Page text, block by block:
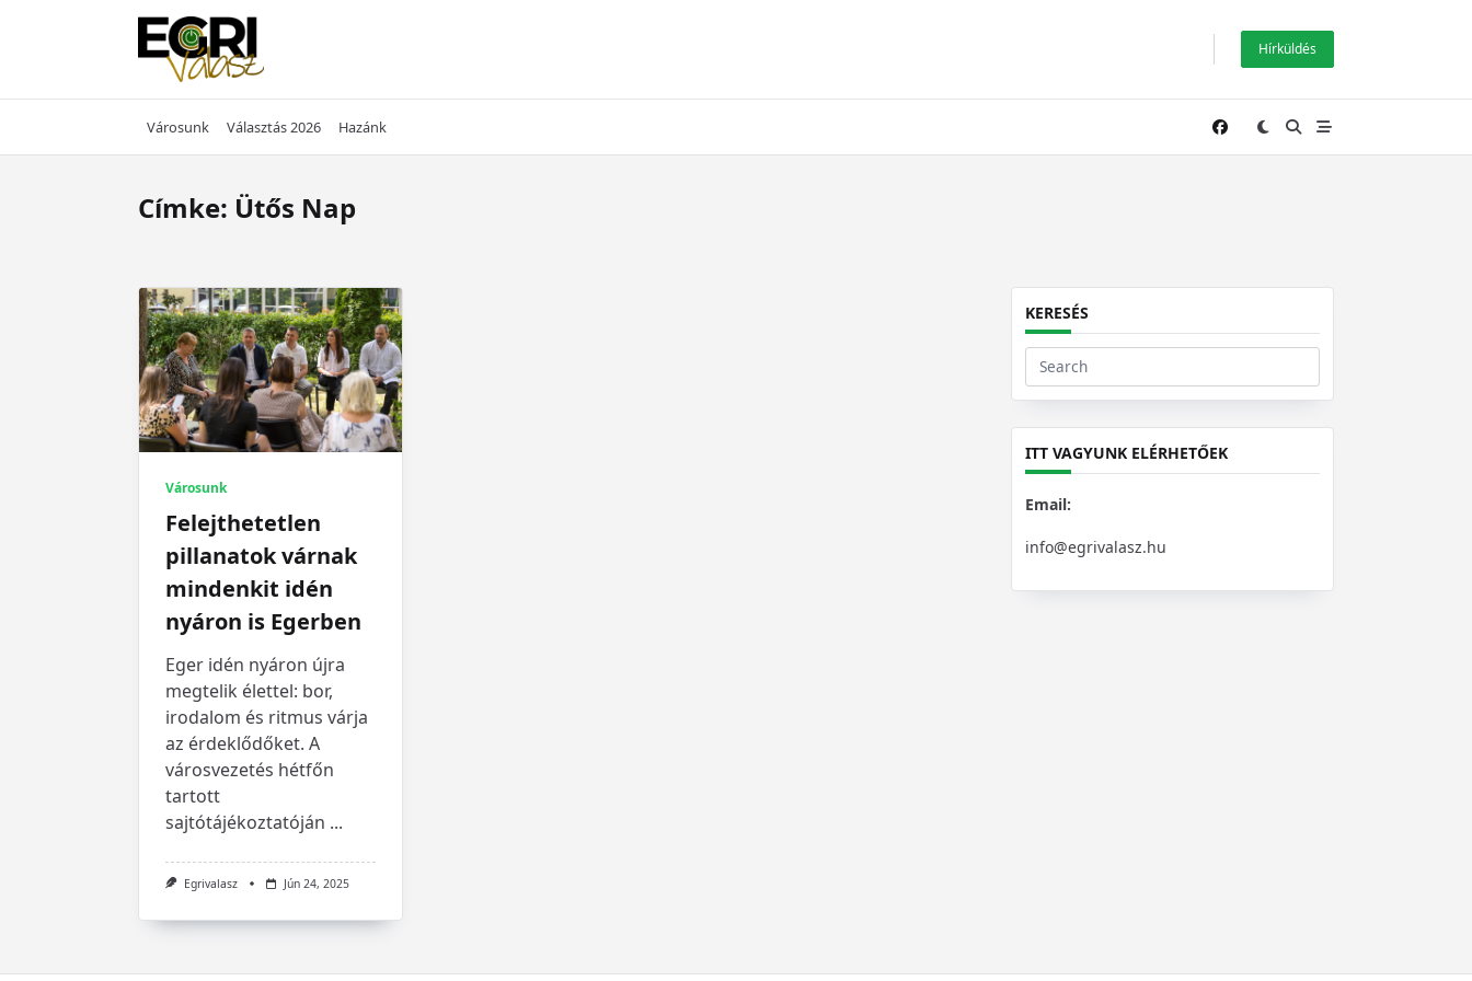
Hírküldés
Városunk Választás 2026 Hazánk
Címke: Ütős Nap
Városunk
Felejthetetlen
pillanatok várnak
mindenkit idén
nyáron is Egerben
Eger idén nyáron újra
megtelik élettel: bor,
irodalom és ritmus várja
az érdeklődőket. A
városvezetés hétfőn
tartott
sajtótájékoztatóján ...
Egrivalasz Jún 24, 2025
KERESÉS
Search
for:
ITT VAGYUNK ELÉRHETŐEK
Email:
info@egrivalasz.hu